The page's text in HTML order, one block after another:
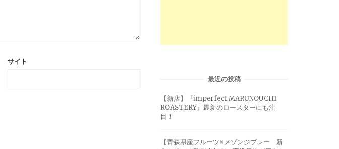
サイト
最近の投稿
【新店】『imperfect MARUNOUCHI
ROASTERY』最新のロースターにも注
目！
【青森県産フルーツ×メゾンジブレー 新